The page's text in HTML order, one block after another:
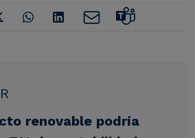
renovable podría